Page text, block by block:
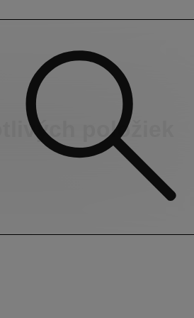
položiek